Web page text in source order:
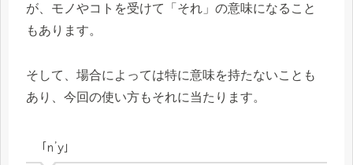
が、モノやコトを受けて「それ」の意味になること
もあります。
そして、場合によっては特に意味を持たないことも
あり、今回の使い方もそれに当たります。
「n’y」